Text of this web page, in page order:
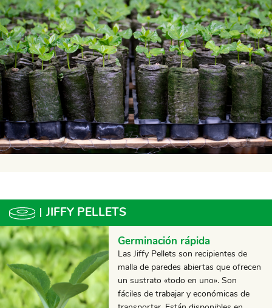
JIFFY PELLETS
Germinación rápida
Las Jiffy Pellets son recipientes de
malla de paredes abiertas que ofrecen
un sustrato «todo en uno». Son
fáciles de trabajar y económicas de